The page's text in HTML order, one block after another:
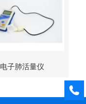
电子肺活量仪